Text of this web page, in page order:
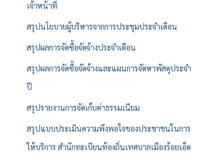
เจ้าหน้าที่
สรุปนโยบายผู้บริหารจากการประชุมประจำเดือน
สรุปผลการจัดซื้อจัดจ้างประจำเดือน
สรุปผลการจัดซื้อจัดจ้างและแผนการจัดหาพัสดุประจำ
ปี
สรุปรายงานการจัดเก็บค่าธรรมเนียม
สรุปแบบประเมินความพึงพอใจของประชาชนในการ
ให้บริการ สำนักทะเบียนท้องถิ่นเทศบาลเมืองร้อยเอ็ด